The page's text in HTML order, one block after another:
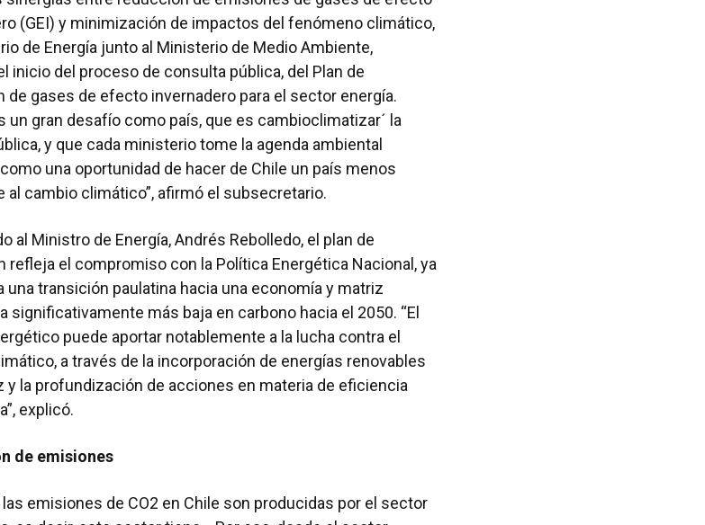
(GEI) y minimización de impactos del fenómeno climático,
de Energía junto al Ministerio de Medio Ambiente,
inicio del proceso de consulta pública, del Plan de
de gases de efecto invernadero para el sector energía.
un gran desafío como país, que es cambioclimatizar´ la
y que cada ministerio tome la agenda ambiental
una oportunidad de hacer de Chile un país menos
al cambio climático”, afirmó el subsecretario.
al Ministro de Energía, Andrés Rebolledo, el plan de
refleja el compromiso con la Política Energética Nacional, ya
una transición paulatina hacia una economía y matriz
significativamente más baja en carbono hacia el 2050. “El
puede aportar notablemente a la lucha contra el
a través de la incorporación de energías renovables
y la profundización de acciones en materia de eficiencia
explicó.
de emisiones
las emisiones de CO2 en Chile son producidas por el sector